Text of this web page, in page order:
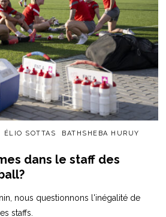
ÉLIO SOTTAS
BATHSHEBA HURUY
dans le staff des
nous questionnons l'inégalité de
staffs.